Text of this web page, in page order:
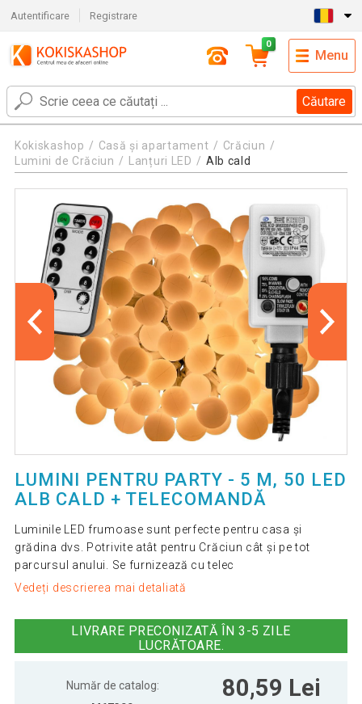
Autentificare Registrare
Căutare
0
Menu
Kokiskashop Casă și apartament
Crăciun
Lumini de Crăciun
Lanțuri LED Alb cald
LUMINI PENTRU PARTY - 5 M, 50 LED
ALB CALD + TELECOMANDĂ
Luminile LED frumoase sunt perfecte pentru casa și
grădina dvs. Potrivite atât pentru Crăciun cât și pe tot
parcursul anului. Se furnizează cu telec
Vedeți descrierea mai detaliată
LIVRARE PRECONIZATĂ ÎN 3-5 ZILE
LUCRĂTOARE.
Număr de catalog:
80,59 Lei